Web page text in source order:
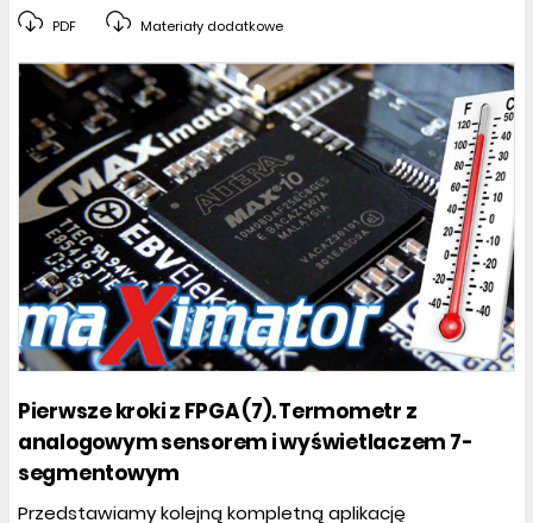
PDF Materiały dodatkowe
Pierwsze kroki z FPGA (7). Termometr z
analogowym sensorem i wyświetlaczem 7-
segmentowym
Przedstawiamy kolejną kompletną aplikację